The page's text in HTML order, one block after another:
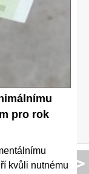
pro rok
kvůli nutnému